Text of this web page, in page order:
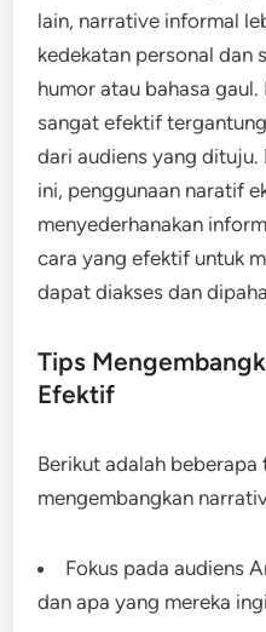
lain, narrative informal
kedekatan personal dan
humor atau bahasa
sangat efektif
dari audiens yang
ini, penggunaan naratif
menyederhanakan
cara yang efektif untuk
dapat diakses dan
Tips
Efektif
Berikut adalah beberapa
mengembangkan
Fokus pada audiens
dan apa yang mereka